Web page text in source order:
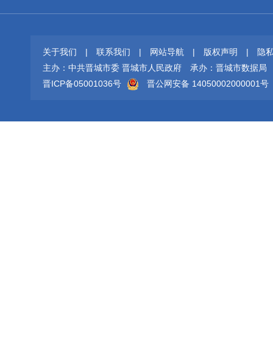
关于我们 | 联系我们 | 网站导航 | 版权声明 |
隐
主办：中共晋城市委 晋城市人民政府
承办：晋城市数据局
晋ICP备05001036号
晋公网安备 14050002000001号